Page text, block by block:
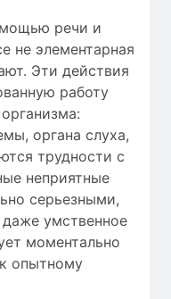
речи и
не элементарная
Эти действия
работу
органа слуха,
трудности c
неприятные
серьезными,
умственное
моментально
опытному